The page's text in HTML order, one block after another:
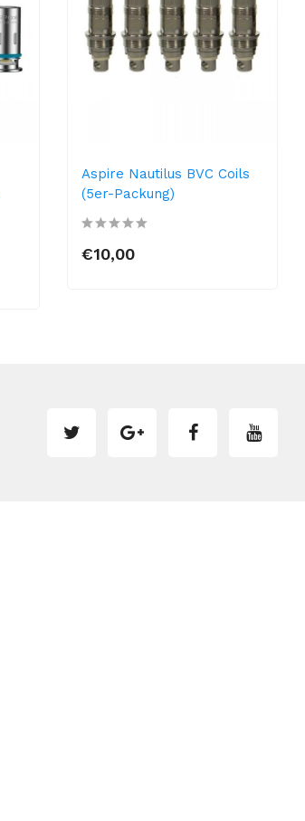
Aspire Nautilus BVC Coils
(5er-Packung)
€10,00